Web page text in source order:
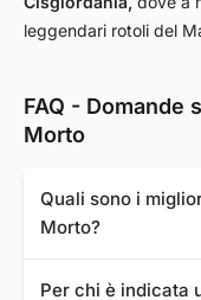
leggendari rotoli del
FAQ - Domande
Morto
Quali sono i
Morto?
Per chi è indicata